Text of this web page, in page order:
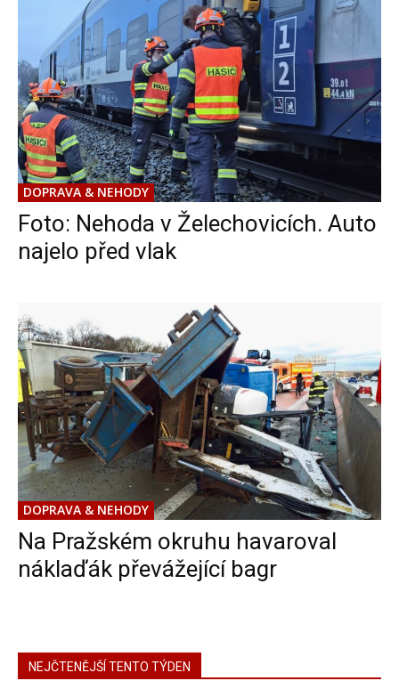
DOPRAVA & NEHODY
Foto: Nehoda v Želechovicích. Auto
najelo před vlak
DOPRAVA & NEHODY
Na Pražském okruhu havaroval
náklaďák převážející bagr
NEJČTENĚJŠÍ TENTO TÝDEN